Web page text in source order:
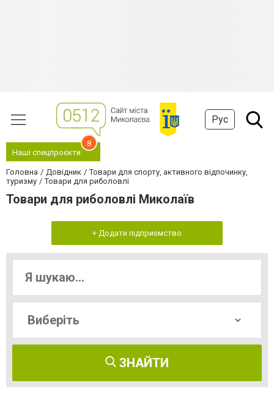
Рус
Наші спецпроєкти
8
Головна Довідник
Товари для спорту, активного відпочинку,
туризму
Товари для риболовлі
Товари для риболовлі Миколаїв
+ Додати підприємство
ЗНАЙТИ